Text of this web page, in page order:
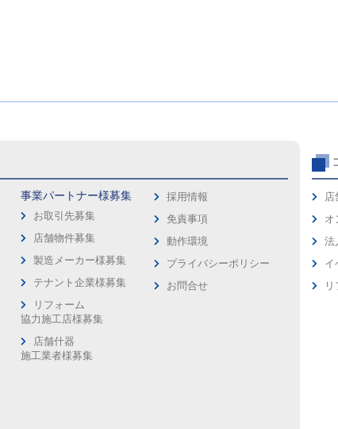
事業パートナー様募集
お取引先募集
店舗物件募集
製造メーカー様募集
テナント企業様募集
リフォーム
協力施工店様募集
店舗什器
施工業者様募集
採用情報
免責事項
動作環境
プライバシーポリシー
お問合せ
店
オ
法
イ